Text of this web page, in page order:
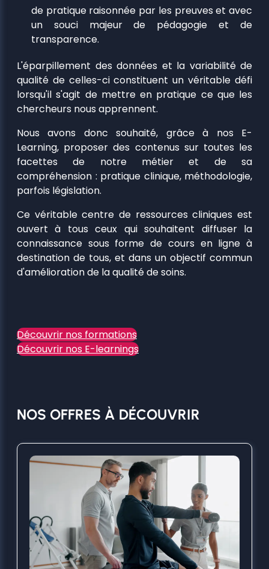
de pratique raisonnée par les preuves et avec
un souci majeur de pédagogie et de
transparence.
L'éparpillement des données et la variabilité de
qualité de celles-ci constituent un véritable défi
lorsqu'il s'agit de mettre en pratique ce que les
chercheurs nous apprennent.
Nous avons donc souhaité, grâce à nos E-
Learning, proposer des contenus sur toutes les
facettes de notre métier et de sa
compréhension : pratique clinique, méthodologie,
parfois législation.
Ce véritable centre de ressources cliniques est
ouvert à tous ceux qui souhaitent diffuser la
connaissance sous forme de cours en ligne à
destination de tous, et dans un objectif commun
d'amélioration de la qualité de soins.
Découvrir nos formations
Découvrir nos E-learnings
NOS OFFRES À DÉCOUVRIR